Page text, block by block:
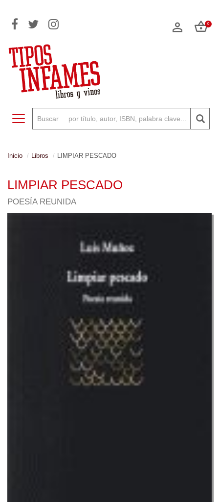
0
Toggle navigation
Inicio Libros LIMPIAR PESCADO
LIMPIAR PESCADO
POESÍA REUNIDA